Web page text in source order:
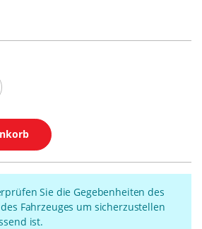
Sie die Gegebenheiten des
Fahrzeuges um sicherzustellen
ist.